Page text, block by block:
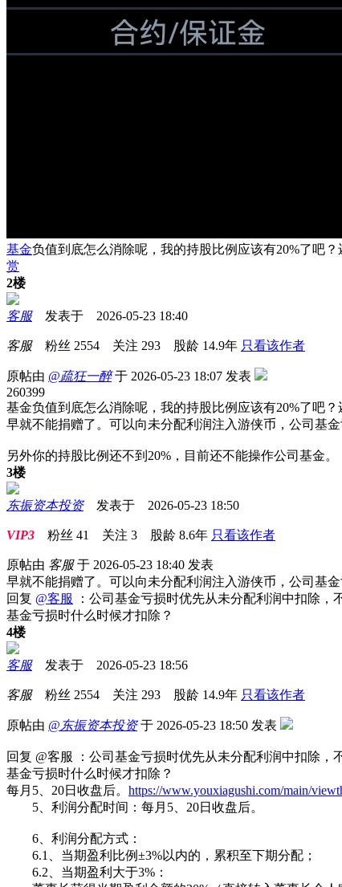
基金负值到底怎么消除呢，我的持股比例应该有20%了吧
赏
2楼
客服发表于 2026-05-23 18:40
客服粉丝 2554 关注 293 股龄 14.9年 只看该作者
原帖由 @疏狂一醉 于 2026-05-23 18:07 发表
260399
基金负值到底怎么消除呢，我的持股比例应该有20%了吧
早就不能捐赠了。可以向未分配利润注入游侠币，公司基
另外你的持股比例还不到20%，目前还不能操作公司基金。
3楼
东振资本投资发表于 2026-05-23 18:50
VIP3 粉丝 41 关注 3 股龄 8.6年 只看该作者
原帖由 客服于 2026-05-23 18:40 发表
早就不能捐赠了。可以向未分配利润注入游侠币，公司基
回复 @客服
：公司基金亏损时优先从未分配利润中扣除，
基金亏损时什么时候才扣除？
4楼
客服发表于 2026-05-23 18:56
客服粉丝 2554 关注 293 股龄 14.9年 只看该作者
原帖由 @东振资本投资 于 2026-05-23 18:50 发表
回复 @客服 ：公司基金亏损时优先从未分配利润中扣除，
基金亏损时什么时候才扣除？
每月5、20日收盘后。 https://www.youxiagushi.com/main/
5、利润分配时间：每月5、20日收盘后。
6、利润分配方式：
6.1、当期盈利比例±3%以内的，累积至下期分配；
6.2、当期盈利大于3%：